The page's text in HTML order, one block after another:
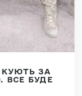
ЗА
ВСЕ БУДЕ